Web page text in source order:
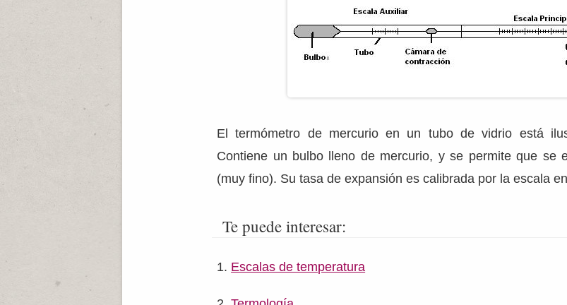
El termómetro de mercurio en un tubo de vidrio está
Contiene un bulbo lleno de mercurio, y se permite que se
(muy fino). Su tasa de expansión es calibrada por la escala
Te puede interesar:
Escalas de temperatura